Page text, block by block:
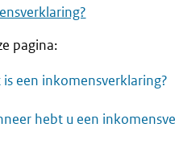
pagina:
is een inkomensverklaring?
hebt u een